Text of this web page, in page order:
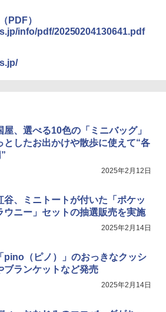
PDF）
info/pdf/20250204130641.pdf
屋、選べる10色の「ミニバッグ」
としたお出かけや散歩に使えて“各
2025年2月12日
谷、ミニトートが付いた「ポケッ
ウニー」セットの抽選販売を実施
2025年2月14日
pino（ピノ）」のおっきなクッシ
ブランケットなど発売
2025年2月14日